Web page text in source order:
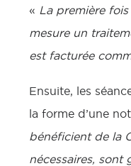
« La première
mesure un
est facturée
Ensuite, les
la forme d’une
bénéficient de la
nécessaires, sont